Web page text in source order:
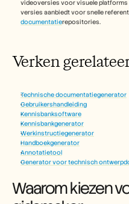
videoversies voor visuele
versies aanbiedt voor snelle
documentatierepositories.
Verken
Technische documentatiegenerator
Gebruikershandleiding
Kennisbanksoftware
Kennisbankgenerator
Werkinstructiegenerator
Handboekgenerator
Annotatietool
Generator voor technisch
Waarom kiezen